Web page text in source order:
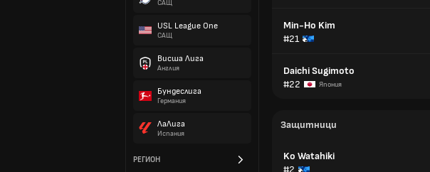
САЩ
USL League One
САЩ
Висша Лига
Англия
Бундеслига
Германия
ЛаЛига
Испания
РЕГИОН
Min-Ho Kim
#21
Daichi Sugimoto
#22
Япония
Защитници
Ko Watahiki
#2